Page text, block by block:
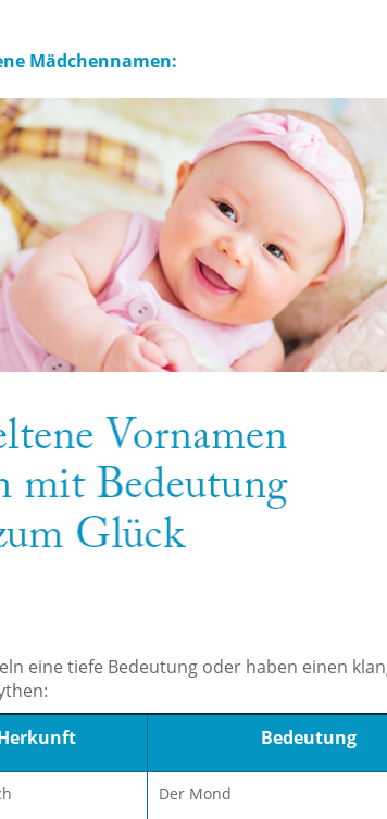
Mädchennamen:
eine tiefe Bedeutung oder haben einen
Bedeutung
Der Mond